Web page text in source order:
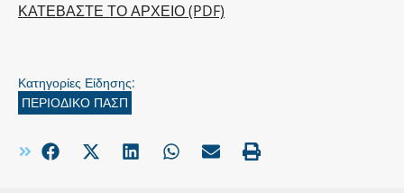
ΚΑΤΕΒΑΣΤΕ ΤΟ ΑΡΧΕΙΟ (PDF)
Κατηγορίες Είδησης:
ΠΕΡΙΟΔΙΚΟ ΠΑΣΠ